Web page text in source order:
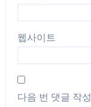
웹사이트
다음 번 댓글 작